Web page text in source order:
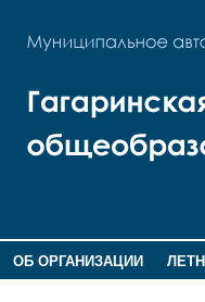
ОБ ОРГАНИЗАЦИИ